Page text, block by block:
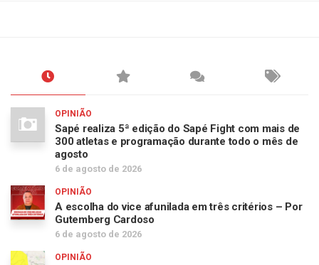
OPINIÃO
Sapé realiza 5ª edição do Sapé Fight com mais de
300 atletas e programação durante todo o mês de
agosto
6 de agosto de 2026
OPINIÃO
A escolha do vice afunilada em três critérios – Por
Gutemberg Cardoso
6 de agosto de 2026
OPINIÃO